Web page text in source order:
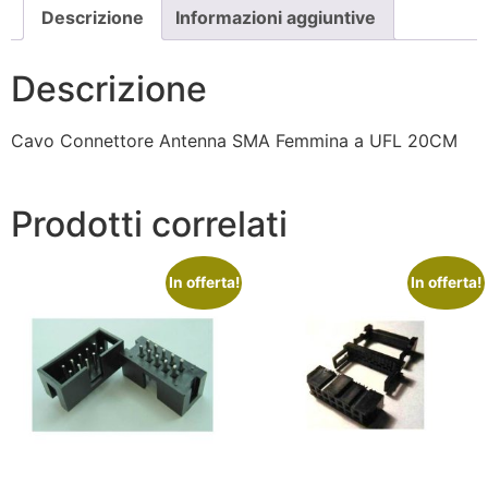
Descrizione Informazioni aggiuntive
Descrizione
Cavo Connettore Antenna SMA Femmina a UFL 20CM
Prodotti correlati
In offerta! In offerta!